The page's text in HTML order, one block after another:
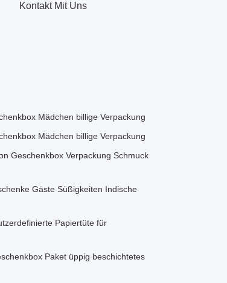
Kontakt Mit Uns
Mädchen billige Verpackung
Mädchen billige Verpackung
Geschenkbox Verpackung Schmuck
Gäste Süßigkeiten Indische
Papiertüte für
Paket üppig beschichtetes